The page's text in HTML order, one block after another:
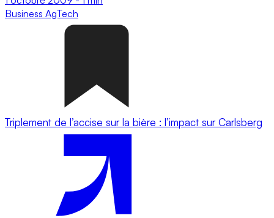
Business AgTech
Triplement de l’accise sur la bière : l’impact sur Carlsberg